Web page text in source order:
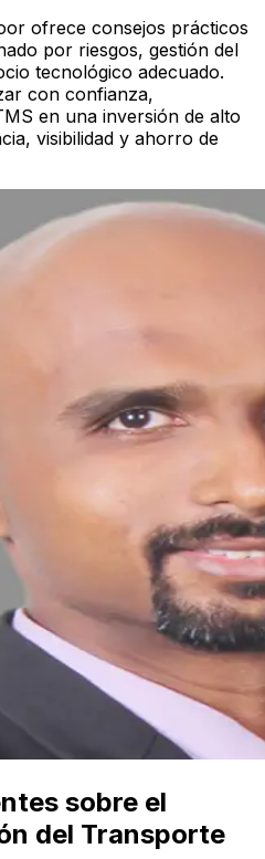
ofrece consejos prácticos
por riesgos, gestión del
tecnológico adecuado.
con confianza,
en una inversión de alto
visibilidad y ahorro de
sobre el
del Transporte